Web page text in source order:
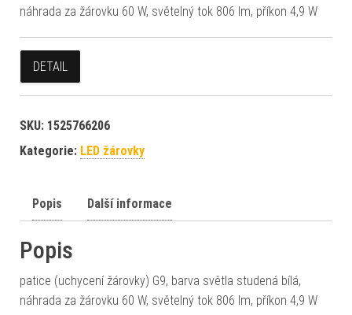
náhrada za žárovku 60 W, světelný tok 806 lm, příkon 4,9 W
DETAIL
SKU: 1525766206
Kategorie: LED žárovky
Popis Další informace
Popis
patice (uchycení žárovky) G9, barva světla studená bílá,
náhrada za žárovku 60 W, světelný tok 806 lm, příkon 4,9 W